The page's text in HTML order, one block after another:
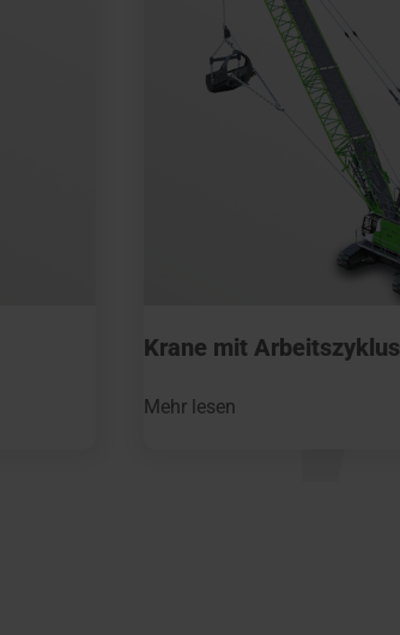
Krane mit Arbeitszyklus
Mehr lesen